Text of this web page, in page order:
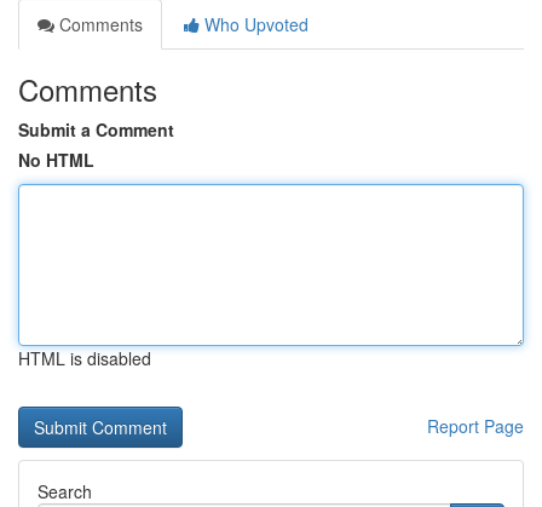
Comments
Who Upvoted
Comments
Submit a Comment
No HTML
HTML is disabled
Report Page
Search